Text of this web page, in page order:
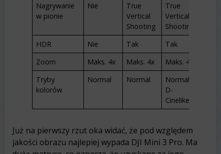
Nagrywanie
w pionie
Nie
True
Vertical
Shooting
True
Vertical
Shooting
HDR
Nie Tak
Tak
Zoom
Maks. 4x Maks. 4x
Maks. 4x
Tryby
kolorów
Normal Normal
Normal /
D-
Cinelike
Już na pierwszy rzut oka widać, że pod względem
jakości obrazu najlepiej wypada DJI Mini 3 Pro. Ma